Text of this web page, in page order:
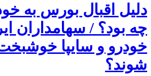
دلیل اقبال بورس به
چه بود؟ / سهامداران
خودرو و سایپا
شوند؟